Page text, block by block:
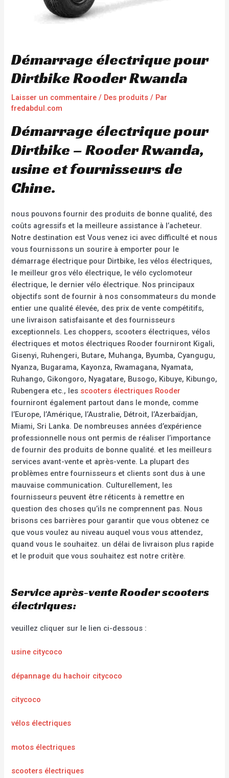
Démarrage électrique pour
Dirtbike Rooder Rwanda
Laisser un commentaire / Des produits / Par
fredabdul.com
Démarrage électrique pour
Dirtbike – Rooder Rwanda,
usine et fournisseurs de
Chine.
nous pouvons fournir des produits de bonne qualité, des
coûts agressifs et la meilleure assistance à l’acheteur.
Notre destination est Vous venez ici avec difficulté et nous
vous fournissons un sourire à emporter pour le
démarrage électrique pour Dirtbike, les vélos électriques,
le meilleur gros vélo électrique, le vélo cyclomoteur
électrique, le dernier vélo électrique. Nos principaux
objectifs sont de fournir à nos consommateurs du monde
entier une qualité élevée, des prix de vente compétitifs,
une livraison satisfaisante et des fournisseurs
exceptionnels. Les choppers, scooters électriques, vélos
électriques et motos électriques Rooder fourniront Kigali,
Gisenyi, Ruhengeri, Butare, Muhanga, Byumba, Cyangugu,
Nyanza, Bugarama, Kayonza, Rwamagana, Nyamata,
Ruhango, Gikongoro, Nyagatare, Busogo, Kibuye, Kibungo,
Rubengera etc., les scooters électriques Rooder
fourniront également partout dans le monde, comme
l’Europe, l’Amérique, l’Australie, Détroit, l’Azerbaïdjan,
Miami, Sri Lanka. De nombreuses années d’expérience
professionnelle nous ont permis de réaliser l’importance
de fournir des produits de bonne qualité. et les meilleurs
services avant-vente et après-vente. La plupart des
problèmes entre fournisseurs et clients sont dus à une
mauvaise communication. Culturellement, les
fournisseurs peuvent être réticents à remettre en
question des choses qu’ils ne comprennent pas. Nous
brisons ces barrières pour garantir que vous obtenez ce
que vous voulez au niveau auquel vous vous attendez,
quand vous le souhaitez. un délai de livraison plus rapide
et le produit que vous souhaitez est notre critère.
Service après-vente Rooder scooters
électriques:
veuillez cliquer sur le lien ci-dessous :
usine citycoco
dépannage du hachoir citycoco
citycoco
vélos électriques
motos électriques
scooters électriques